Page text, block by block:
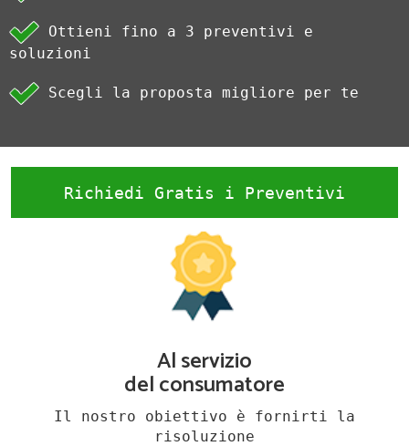
Ottieni fino a 3 preventivi e
soluzioni
Scegli la proposta migliore per te
Richiedi Gratis i Preventivi
Al servizio
del consumatore
Il nostro obiettivo è fornirti la
risoluzione